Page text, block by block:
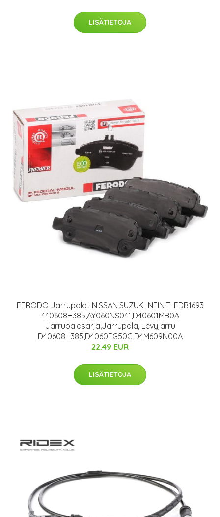
LISÄTIETOJA
FERODO Jarrupalat NISSAN,SUZUKI,INFINITI FDB1693
440608H385,AY060NS041,D40601MB0A
Jarrupalasarja,Jarrupala, Levyjarru
D40608H385,D4060EG50C,D4M609N00A
22.49 EUR
LISÄTIETOJA